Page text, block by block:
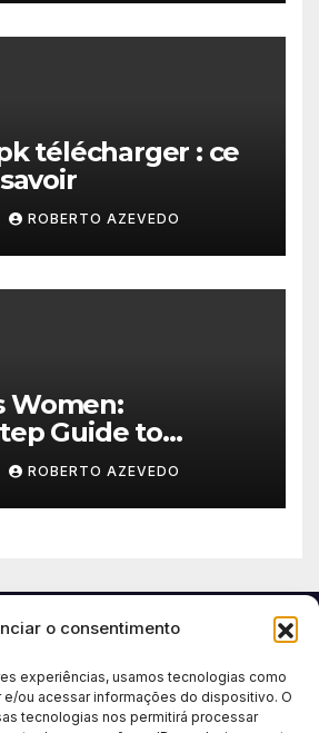
o consentimento
experiências, usamos tecnologias como
e/ou acessar informações do dispositivo. O
tecnologias nos permitirá processar
télécharger : ce
ROBERTO AZEVEDO
Women:
Guide to
Access and
ROBERTO AZEVEDO